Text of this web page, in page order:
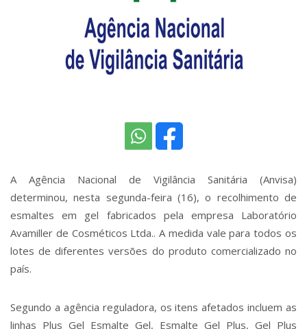
A Agência Nacional de Vigilância Sanitária (Anvisa)
determinou, nesta segunda-feira (16), o recolhimento de
esmaltes em gel fabricados pela empresa Laboratório
Avamiller de Cosméticos Ltda.. A medida vale para todos os
lotes de diferentes versões do produto comercializado no
país.
Segundo a agência reguladora, os itens afetados incluem as
linhas Plus Gel Esmalte Gel, Esmalte Gel Plus, Gel Plus